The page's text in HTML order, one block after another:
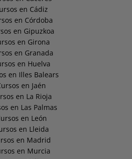
en Cádiz
en Córdoba
en Gipuzkoa
en Girona
en Granada
en Huelva
en Illes Balears
en Jaén
en La Rioja
en Las Palmas
en León
en Lleida
en Madrid
en Murcia